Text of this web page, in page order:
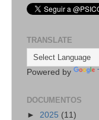
TRANSLATE
Powered by
DOCUMENTOS
► 2025 (11)